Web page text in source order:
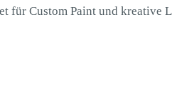
für Custom Paint und kreative